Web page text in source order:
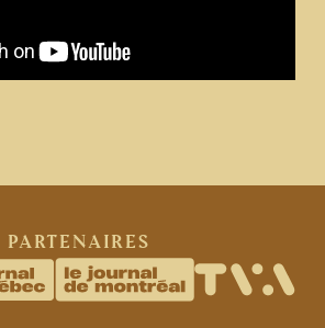
Partenaires